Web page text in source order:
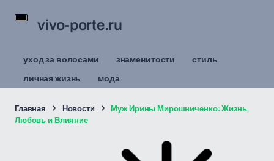
vivo-porte.ru
уход за волосами знаменитости
стиль
личная жизнь
мода
Главная Новости
Муж Ирины Мирошниченко: Жизнь,
Любовь и Влияние